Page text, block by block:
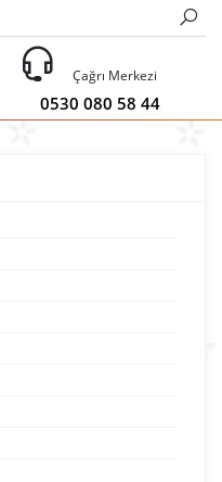
Çağrı Merkezi
0530 080 58 44